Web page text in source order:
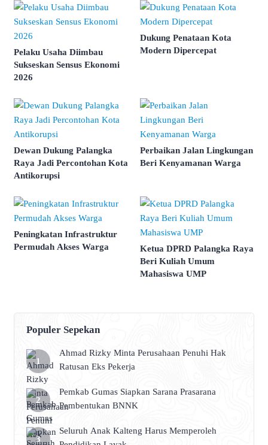
Pelaku Usaha Diimbau
Sukseskan Sensus Ekonomi
2026
Dukung Penataan Kota
Modern Dipercepat
Dewan Dukung Palangka
Raya Jadi Percontohan Kota
Antikorupsi
Perbaikan Jalan Lingkungan
Beri Kenyamanan Warga
Peningkatan Infrastruktur
Permudah Akses Warga
Ketua DPRD Palangka Raya
Beri Kuliah Umum
Mahasiswa UMP
Populer Sepekan
Ahmad Rizky Minta Perusahaan Penuhi Hak
Ratusan Eks Pekerja
Pemkab Gumas Siapkan Sarana Prasarana
Pembentukan BNNK
Seluruh Anak Kalteng Harus Memperoleh